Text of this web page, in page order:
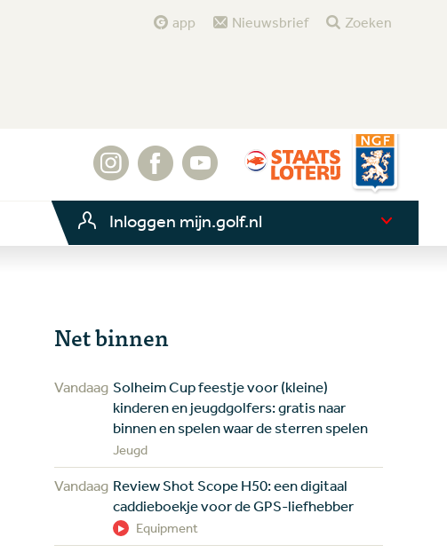
app Nieuwsbrief Zoeken
Inloggen mijn.golf.nl
Net binnen
Vandaag Solheim Cup feestje voor (kleine)
kinderen en jeugdgolfers: gratis naar
binnen en spelen waar de sterren spelen
Jeugd
Vandaag Review Shot Scope H50: een digitaal
caddieboekje voor de GPS-liefhebber
Equipment